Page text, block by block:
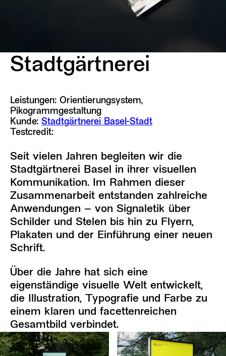
Stadtgärtnerei
Leistungen: Orientierungsystem,
Pikogrammgestaltung
Kunde: Stadtgärtnerei Basel-Stadt
Testcredit:
Seit vielen Jahren begleiten wir die
Stadtgärtnerei Basel in ihrer visuellen
Kommunikation. Im Rahmen dieser
Zusammenarbeit entstanden zahlreiche
Anwendungen – von Signaletik über
Schilder und Stelen bis hin zu Flyern,
Plakaten und der Einführung einer neuen
Schrift.
Über die Jahre hat sich eine
eigenständige visuelle Welt entwickelt,
die Illustration, Typografie und Farbe zu
einem klaren und facettenreichen
Gesamtbild verbindet.